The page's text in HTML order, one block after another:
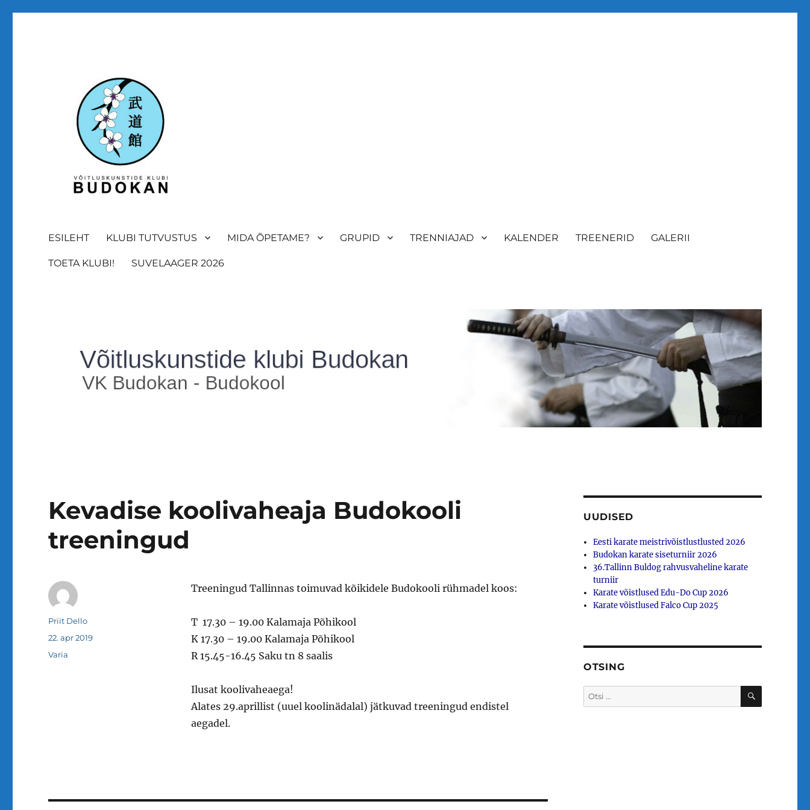
ESILEHT KLUBI TUTVUSTUS MIDA ÕPETAME? GRUPID TRENNIAJAD KALENDER TREENERID GALERII
TOETA KLUBI! SUVELAAGER 2026
Kevadise koolivaheaja Budokooli
treeningud
Treeningud Tallinnas toimuvad kõikidele Budokooli rühmadel koos:
T 17.30 – 19.00 Kalamaja Põhikool
K 17.30 – 19.00 Kalamaja Põhikool
R 15.45-16.45 Saku tn 8 saalis
Ilusat koolivaheaega!
Alates 29.aprillist (uuel koolinädalal) jätkuvad treeningud endistel
aegadel.
Autor
Priit Dello
Postitatud
22. apr 2019
Rubriigid
Varia
UUDISED
Eesti karate meistrivõistlustlusted 2026
Budokan karate siseturniir 2026
36.Tallinn Buldog rahvusvaheline karate
turniir
Karate võistlused Edu-Do Cup 2026
Karate võistlused Falco Cup 2025
OTSING
Otsi: OTSI